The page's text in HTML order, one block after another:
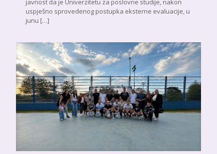
javnost da je Univerzitetu za poslovne studije, nakon
uspješno sprovedenog postupka eksterne evaluacije, u
junu […]